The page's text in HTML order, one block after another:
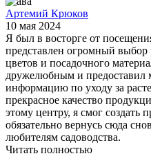
Артемий Крюков
10 мая 2024
Я был в восторге от
представлен огромный выбор
цветов и посадочного
дружелюбным и предоставил
информацию по уходу за
прекрасное качество
этому центру, я смог создать
обязательно вернусь сюда
любителям садоводства.
Читать полностью